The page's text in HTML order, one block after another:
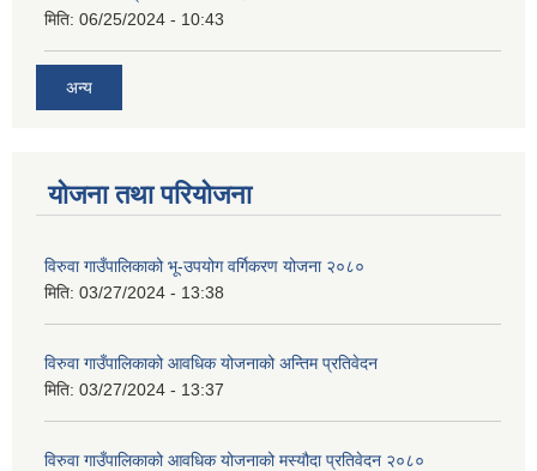
मिति: 06/25/2024 - 10:43
अन्य
योजना तथा परियोजना
विरुवा गाउँपालिकाको भू-उपयोग वर्गिकरण योजना २०८०
मिति: 03/27/2024 - 13:38
विरुवा गाउँपालिकाको आवधिक योजनाको अन्तिम प्रतिवेदन
मिति: 03/27/2024 - 13:37
विरुवा गाउँपालिकाको आवधिक योजनाको मस्यौदा प्रतिवेदन २०८०